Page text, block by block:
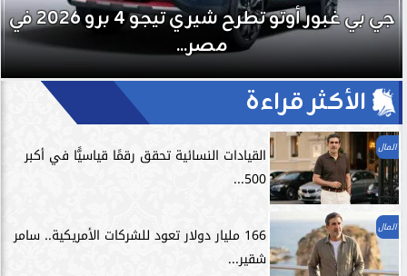
جي بي غبور أوتو تطرح شيري تيجو 4 برو 2026 في
مصر...
الأكثر قراءة
المال
القيادات النسائية تحقق رقمًا قياسيًّا في أكبر
500...
المال
166 مليار دولار تعود للشركات الأمريكية.. سامر
شقير...